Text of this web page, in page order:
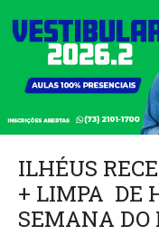
ILHÉUS
+ LIMPA DE
SEMANA